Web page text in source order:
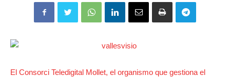
El Consorci Teledigital Mollet, el organismo que gestiona el